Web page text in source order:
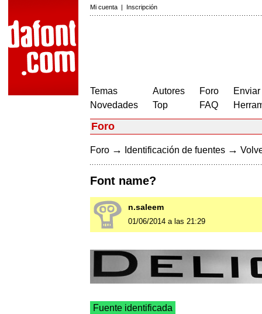
Mi cuenta | Inscripción
Temas
Novedades
Autores
Top
Foro
FAQ
Foro
Foro → Identificación de fuentes →
Font name?
n.saleem
01/06/2014 a las 21:29
Fuente identificada